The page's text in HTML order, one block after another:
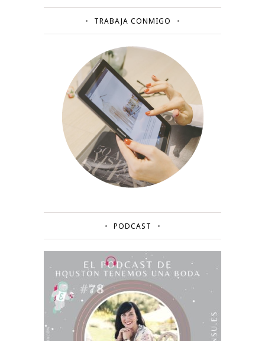
TRABAJA CONMIGO
PODCAST